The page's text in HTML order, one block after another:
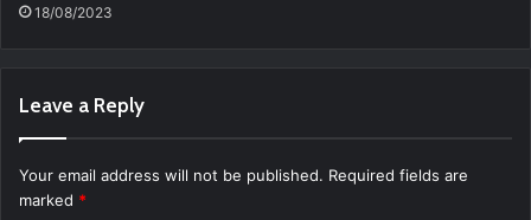
18/08/2023
Leave a Reply
Your email address will not be published. Required fields are
marked *